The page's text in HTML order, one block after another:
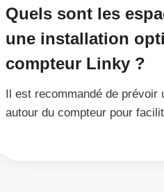
Quels sont les
une installation
compteur Linky ?
Il est recommandé de
autour du compteur pour